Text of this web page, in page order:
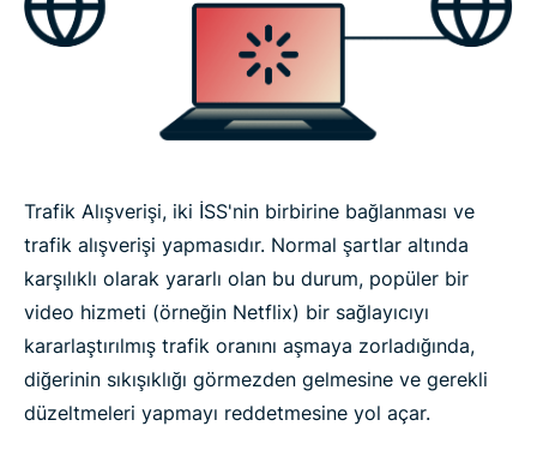
Trafik Alışverişi, iki İSS'nin birbirine bağlanması ve
trafik alışverişi yapmasıdır. Normal şartlar altında
karşılıklı olarak yararlı olan bu durum, popüler bir
video hizmeti (örneğin Netflix) bir sağlayıcıyı
kararlaştırılmış trafik oranını aşmaya zorladığında,
diğerinin sıkışıklığı görmezden gelmesine ve gerekli
düzeltmeleri yapmayı reddetmesine yol açar.